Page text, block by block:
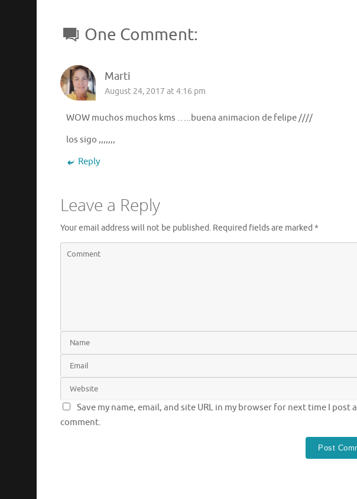
One Comment:
Marti
August 24, 2017 at 4:16 pm
WOW muchos muchos kms …..buena animacion de felipe ////
los sigo ,,,,,,,
Reply
Leave a Reply
Your email address will not be published. Required fields are marked *
Save my name, email, and site URL in my browser for next time I post a
comment.